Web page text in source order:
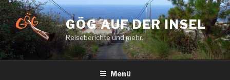
Zum
Inhalt
springen
GÖG AUF DER INSEL
Reiseberichte und mehr.
Menü